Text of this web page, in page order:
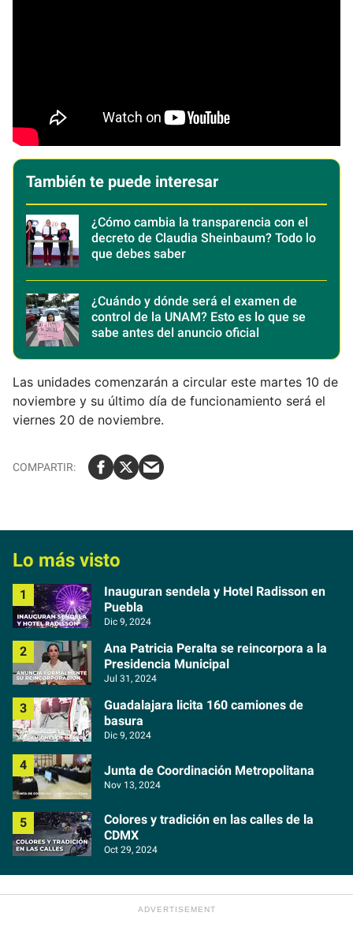
También te puede interesar
¿Cómo cambia la transparencia con el
decreto de Claudia Sheinbaum? Todo lo
que debes saber
¿Cuándo y dónde será el examen de
control de la UNAM? Esto es lo que se
sabe antes del anuncio oficial
Las unidades comenzarán a circular este martes 10 de
noviembre y su último día de funcionamiento será el
viernes 20 de noviembre.
Lo más visto
Inauguran sendela y Hotel Radisson en
Puebla
Dic 9, 2024
Ana Patricia Peralta se reincorpora a la
Presidencia Municipal
Jul 31, 2024
Guadalajara licita 160 camiones de
basura
Dic 9, 2024
Junta de Coordinación Metropolitana
Nov 13, 2024
Colores y tradición en las calles de la
CDMX
Oct 29, 2024